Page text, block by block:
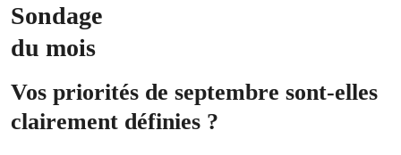
Sondage
du mois
Vos priorités de septembre sont-elles
clairement définies ?